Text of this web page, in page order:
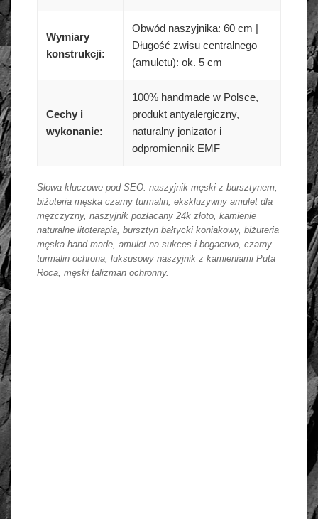
Wymiary
konstrukcji:
Obwód naszyjnika: 60 cm |
Długość zwisu centralnego
(amuletu): ok. 5 cm
Cechy i
wykonanie:
100% handmade w Polsce,
produkt antyalergiczny,
naturalny jonizator i
odpromiennik EMF
Słowa kluczowe pod SEO: naszyjnik męski z bursztynem,
biżuteria męska czarny turmalin, ekskluzywny amulet dla
mężczyzny, naszyjnik pozłacany 24k złoto, kamienie
naturalne litoterapia, bursztyn bałtycki koniakowy, biżuteria
męska hand made, amulet na sukces i bogactwo, czarny
turmalin ochrona, luksusowy naszyjnik z kamieniami Puta
Roca, męski talizman ochronny.